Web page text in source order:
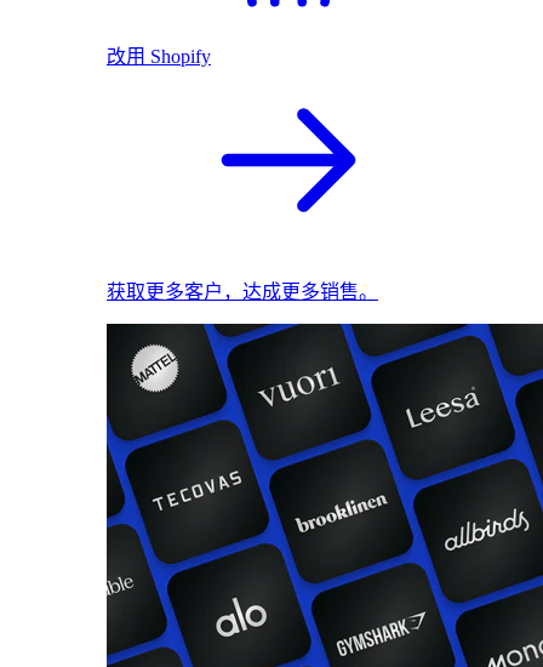
改用 Shopify
获取更多客户，达成更多销售。